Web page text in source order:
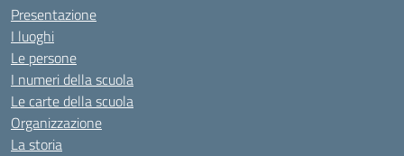
Presentazione
I luoghi
Le persone
I numeri della scuola
Le carte della scuola
Organizzazione
La storia